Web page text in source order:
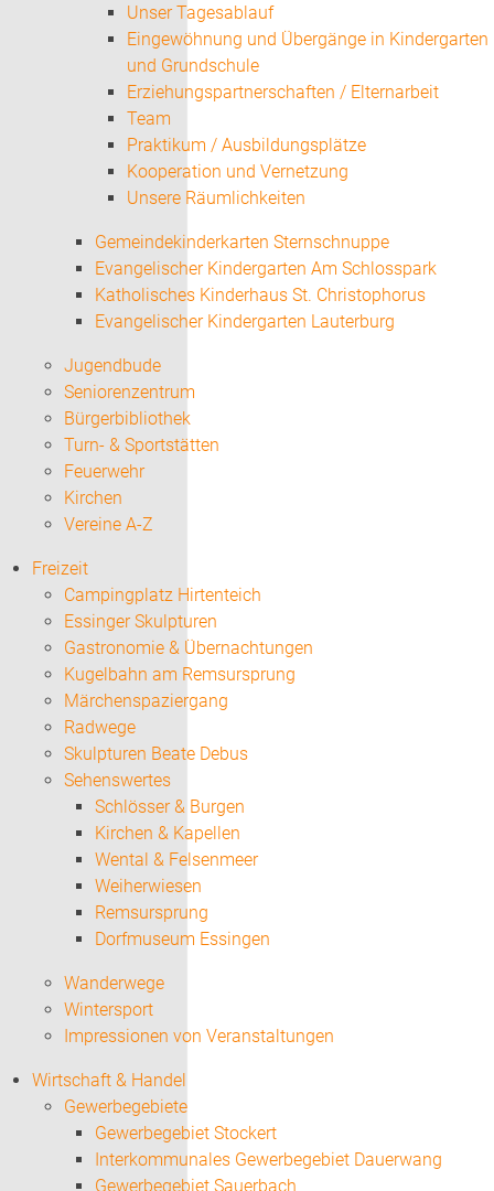
Unser Tagesablauf
Eingewöhnung und Übergänge in Kindergarten
und Grundschule
Erziehungspartnerschaften / Elternarbeit
Team
Praktikum / Ausbildungsplätze
Kooperation und Vernetzung
Unsere Räumlichkeiten
Gemeindekinderkarten Sternschnuppe
Evangelischer Kindergarten Am Schlosspark
Katholisches Kinderhaus St. Christophorus
Evangelischer Kindergarten Lauterburg
Jugendbude
Seniorenzentrum
Bürgerbibliothek
Turn- & Sportstätten
Feuerwehr
Kirchen
Vereine A-Z
Freizeit
Campingplatz Hirtenteich
Essinger Skulpturen
Gastronomie & Übernachtungen
Kugelbahn am Remsursprung
Märchenspaziergang
Radwege
Skulpturen Beate Debus
Sehenswertes
Schlösser & Burgen
Kirchen & Kapellen
Wental & Felsenmeer
Weiherwiesen
Remsursprung
Dorfmuseum Essingen
Wanderwege
Wintersport
Impressionen von Veranstaltungen
Wirtschaft & Handel
Gewerbegebiete
Gewerbegebiet Stockert
Interkommunales Gewerbegebiet Dauerwang
Gewerbegebiet Sauerbach